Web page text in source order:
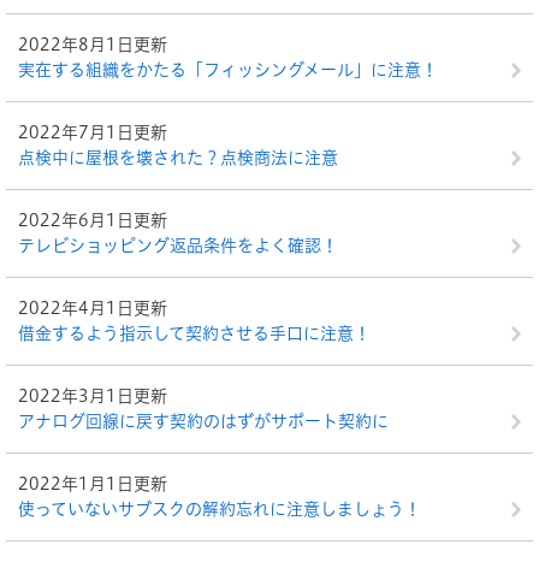
2022年8月1日更新
実在する組織をかたる「フィッシングメール」に注意！
2022年7月1日更新
点検中に屋根を壊された？点検商法に注意
2022年6月1日更新
テレビショッピング返品条件をよく確認！
2022年4月1日更新
借金するよう指示して契約させる手口に注意！
2022年3月1日更新
アナログ回線に戻す契約のはずがサポート契約に
2022年1月1日更新
使っていないサブスクの解約忘れに注意しましょう！